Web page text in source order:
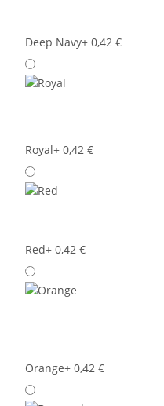
Deep Navy+ 0,42 €
Royal+ 0,42 €
Red+ 0,42 €
Orange+ 0,42 €